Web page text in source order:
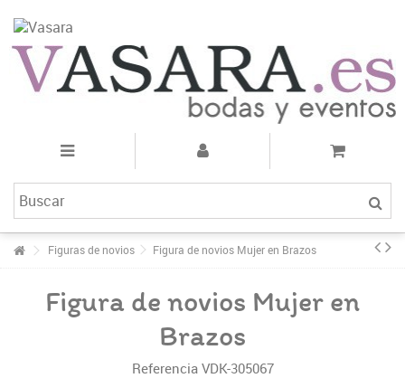
Figuras de novios Figura de novios Mujer en Brazos
Figura de novios Mujer en
Brazos
Referencia VDK-305067